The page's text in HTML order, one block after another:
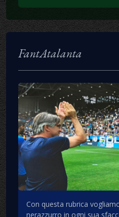
FantAtalanta
Con questa rubrica
nerazzurro in ogni sua